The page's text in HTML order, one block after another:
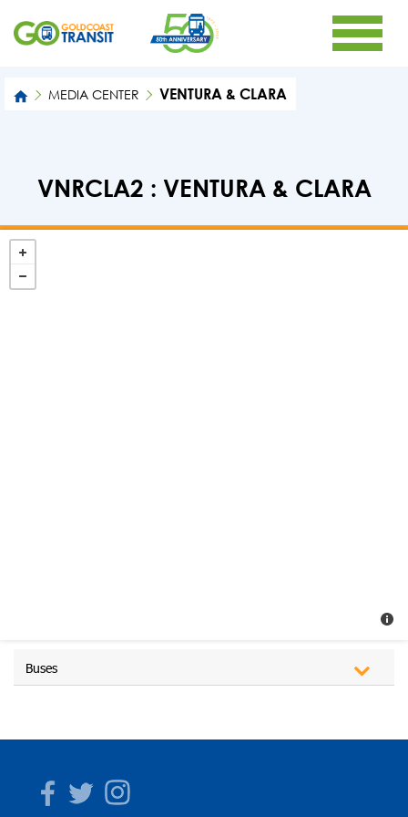
MEDIA CENTER VENTURA & CLARA
VNRCLA2 : VENTURA & CLARA
Buses
Facebook
TwitterInstagram